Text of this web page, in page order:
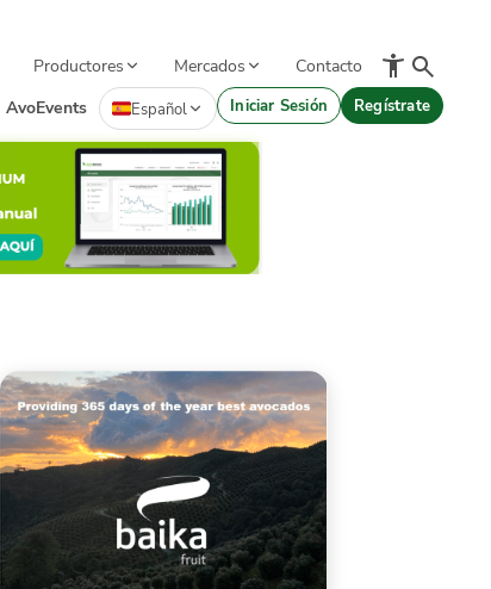
Productores Mercados
Contacto
AvoEvents Español Iniciar Sesión Regístrate